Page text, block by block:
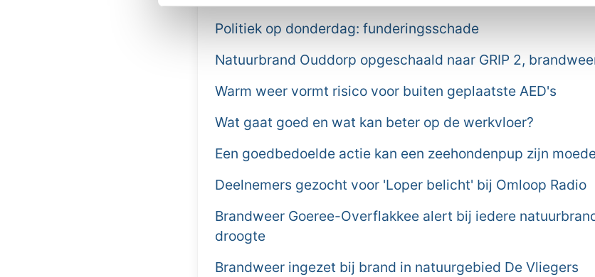
Politiek op donderdag: funderingsschade
Natuurbrand Ouddorp opgeschaald naar GRIP 2,
Warm weer vormt risico voor buiten geplaatste AED's
Wat gaat goed en wat kan beter op de werkvloer?
Een goedbedoelde actie kan een zeehondenpup zijn
Deelnemers gezocht voor 'Loper belicht' bij Omloop Radio
Brandweer Goeree-Overflakkee alert bij iedere
droogte
Brandweer ingezet bij brand in natuurgebied De Vliegers